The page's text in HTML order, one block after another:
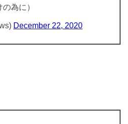
為に）
December 22, 2020